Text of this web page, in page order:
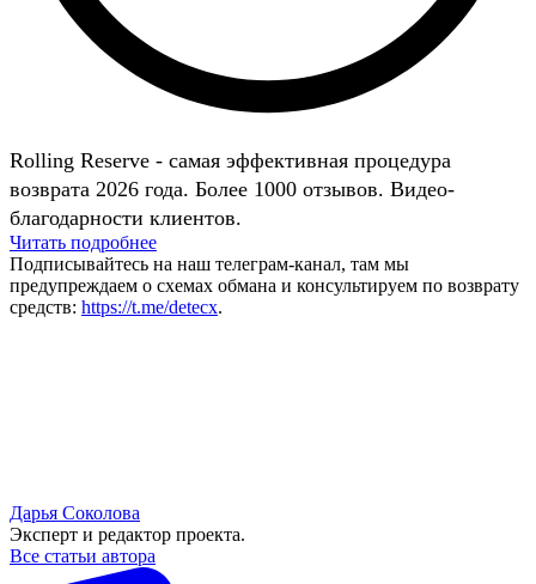
Rolling Reserve - самая эффективная процедура
возврата 2026 года. Более 1000 отзывов. Видео-
благодарности клиентов.
Читать подробнее
Подписывайтесь на наш телеграм-канал, там мы
предупреждаем о схемах обмана и консультируем по возврату
средств: https://t.me/detecx.
Дарья Соколова
Эксперт и редактор проекта.
Все статьи автора